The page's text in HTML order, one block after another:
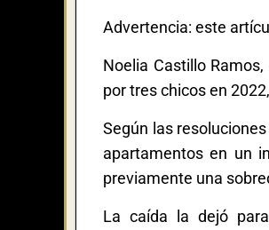
Advertencia: este
Noelia Castillo
por tres chicos en
Según las
apartamentos en un
previamente una
La caída la dejó